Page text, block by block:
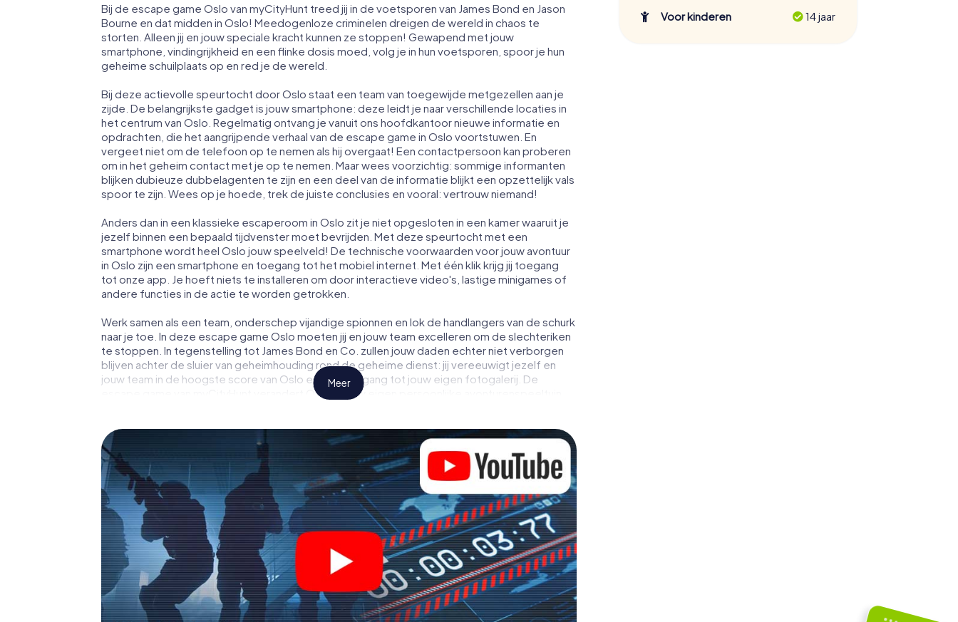
Bij de escape game Oslo van myCityHunt treed jij in de voetsporen van James Bond en Jason
Bourne en dat midden in Oslo! Meedogenloze criminelen dreigen de wereld in chaos te
storten. Alleen jij en jouw speciale kracht kunnen ze stoppen! Gewapend met jouw
smartphone, vindingrijkheid en een flinke dosis moed, volg je in hun voetsporen, spoor je hun
geheime schuilplaats op en red je de wereld.
Bij deze actievolle speurtocht door Oslo staat een team van toegewijde metgezellen aan je
zijde. De belangrijkste gadget is jouw smartphone: deze leidt je naar verschillende locaties in
het centrum van Oslo. Regelmatig ontvang je vanuit ons hoofdkantoor nieuwe informatie en
opdrachten, die het aangrijpende verhaal van de escape game in Oslo voortstuwen. En
vergeet niet om de telefoon op te nemen als hij overgaat! Een contactpersoon kan proberen
om in het geheim contact met je op te nemen. Maar wees voorzichtig: sommige informanten
blijken dubieuze dubbelagenten te zijn en een deel van de informatie blijkt een opzettelijk vals
spoor te zijn. Wees op je hoede, trek de juiste conclusies en vooral: vertrouw niemand!
Anders dan in een klassieke escaperoom in Oslo zit je niet opgesloten in een kamer waaruit je
jezelf binnen een bepaald tijdvenster moet bevrijden. Met deze speurtocht met een
smartphone wordt heel Oslo jouw speelveld! De technische voorwaarden voor jouw avontuur
in Oslo zijn een smartphone en toegang tot het mobiel internet. Met één klik krijg jij toegang
tot onze app. Je hoeft niets te installeren om door interactieve video's, lastige minigames of
andere functies in de actie te worden getrokken.
Werk samen als een team, onderschep vijandige spionnen en lok de handlangers van de schurk
naar je toe. In deze escape game Oslo moeten jij en jouw team excelleren om de slechteriken
te stoppen. In tegenstelling tot James Bond en Co. zullen jouw daden echter niet verborgen
blijven achter de sluier van geheimhouding rond de geheime dienst: jij vereeuwigt jezelf en
jouw team in de hoogste score van Oslo en krijg toegang tot jouw eigen fotogalerij. De
escape game van myCityHunt verandert Oslo in jouw eigen persoonlijke avonturenspeeltuin.
Meer
Voor kinderen
14 jaar